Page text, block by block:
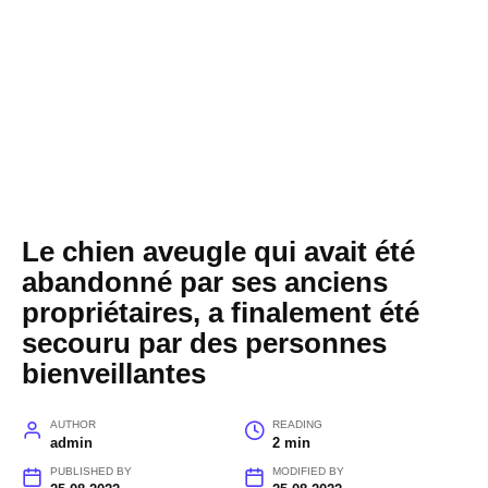
Le chien aveugle qui avait été
abandonné par ses anciens
propriétaires, a finalement été
secouru par des personnes
bienveillantes
AUTHOR
admin
READING
2 min
PUBLISHED BY MODIFIED BY